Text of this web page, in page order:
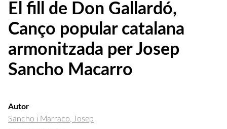
El fill de Don Gallardó,
Canço popular catalana
armonitzada per Josep
Sancho Macarro
Autor
Sancho i Marraco, Josep